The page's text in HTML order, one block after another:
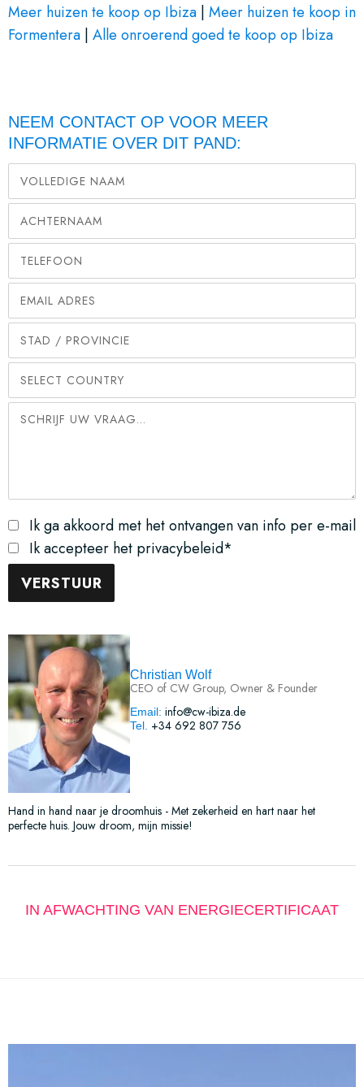
Meer huizen te koop op Ibiza | Meer huizen te koop in
Formentera | Alle onroerend goed te koop op Ibiza
NEEM CONTACT OP VOOR MEER
INFORMATIE OVER DIT PAND:
Ik ga akkoord met het ontvangen van info per e-mail
Ik accepteer het privacybeleid*
Christian Wolf
CEO of CW Group, Owner & Founder
Email: info@cw-ibiza.de
Tel. +34 692 807 756
Hand in hand naar je droomhuis - Met zekerheid en hart naar het
perfecte huis. Jouw droom, mijn missie!
IN AFWACHTING VAN ENERGIECERTIFICAAT